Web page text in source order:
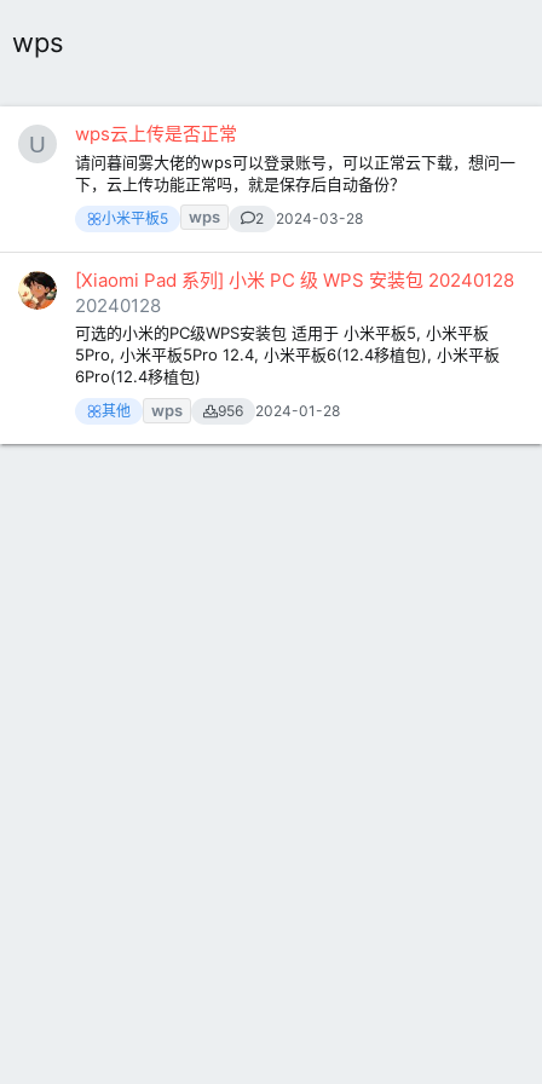
wps
wps云上传是否正常
请问暮间雾大佬的wps可以登录账号，可以正常云下载，想问一
下，云上传功能正常吗，就是保存后自动备份？
小米平板5 wps 2 2024-03-28
[Xiaomi Pad 系列] 小米 PC 级 WPS 安装包 20240128
20240128
可选的小米的PC级WPS安装包 适用于 小米平板5, 小米平板
5Pro, 小米平板5Pro 12.4, 小米平板6(12.4移植包), 小米平板
6Pro(12.4移植包)
其他 wps 956 2024-01-28